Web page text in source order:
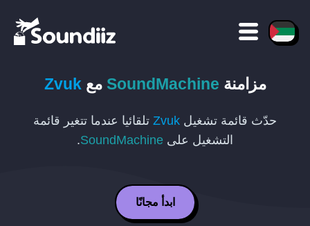
مزامنة SoundMachine معZvuk
حدّث قائمة تشغيل Zvuk تلقائيا عندما تتغير قائمة
التشغيل على SoundMachine
.
ابدأ مجانًا